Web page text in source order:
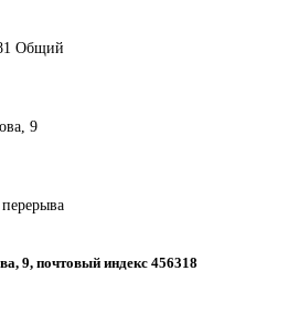
Общий
9
9, почтовый индекс 456318